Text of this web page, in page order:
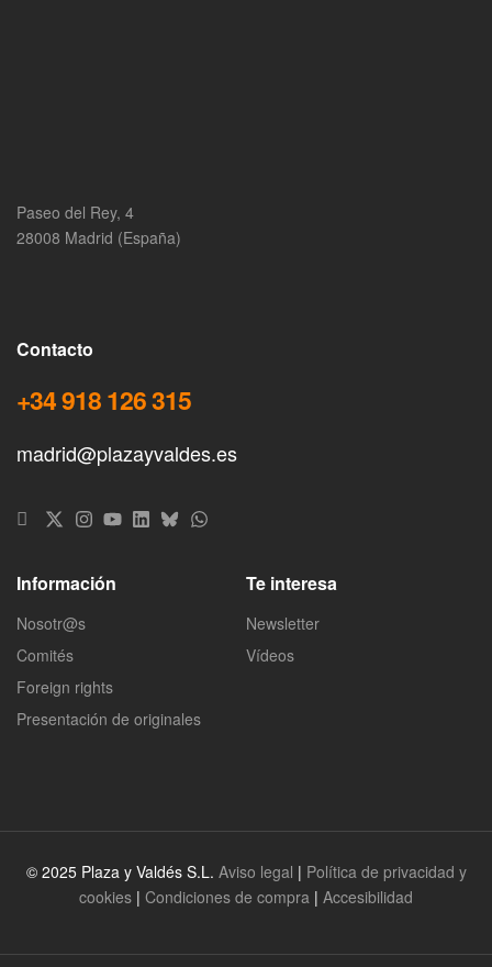
Paseo del Rey, 4
28008 Madrid (España)
Contacto
+34 918 126 315
madrid@plazayvaldes.es
Información
Nosotr@s
Comités
Foreign rights
Presentación de originales
Te interesa
Newsletter
Vídeos
© 2025 Plaza y Valdés S.L. Aviso legal | Política de privacidad y
cookies | Condiciones de compra | Accesibilidad